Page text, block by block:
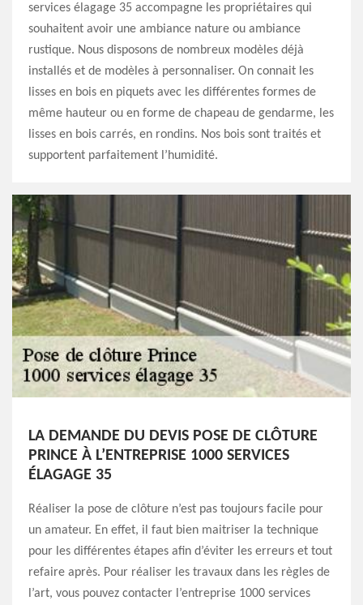
services élagage 35 accompagne les propriétaires qui
souhaitent avoir une ambiance nature ou ambiance
rustique. Nous disposons de nombreux modèles déjà
installés et de modèles à personnaliser. On connait les
lisses en bois en piquets avec les différentes formes de
même hauteur ou en forme de chapeau de gendarme, les
lisses en bois carrés, en rondins. Nos bois sont traités et
supportent parfaitement l’humidité.
LA DEMANDE DU DEVIS POSE DE CLÔTURE
PRINCE À L’ENTREPRISE 1000 SERVICES
ÉLAGAGE 35
Réaliser la pose de clôture n’est pas toujours facile pour
un amateur. En effet, il faut bien maitriser la technique
pour les différentes étapes afin d’éviter les erreurs et tout
refaire après. Pour réaliser les travaux dans les règles de
l’art, vous pouvez contacter l’entreprise 1000 services